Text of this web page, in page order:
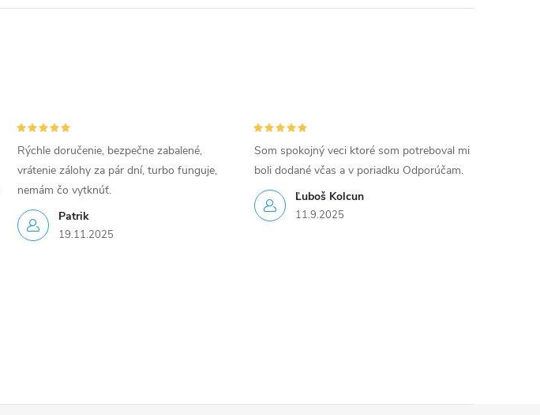
Patrik
19.11.2025
Rýchle doručenie, bezpečne zabalené,
vrátenie zálohy za pár dní, turbo funguje,
nemám čo vytknúť.
Ľuboš Kolcun
11.9.2025
Som spokojný veci ktoré som potreboval mi
boli dodané včas a v poriadku Odporúčam.